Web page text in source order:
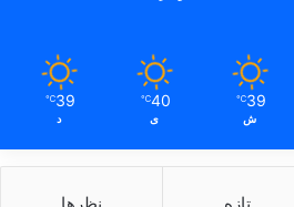
39
℃
ش
40
℃
ی
39
℃
د